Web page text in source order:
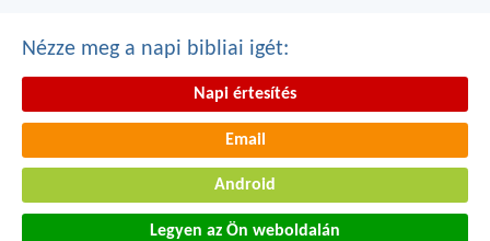
Nézze meg a napi bibliai igét:
Napi értesítés
Email
Android
Legyen az Ön weboldalán